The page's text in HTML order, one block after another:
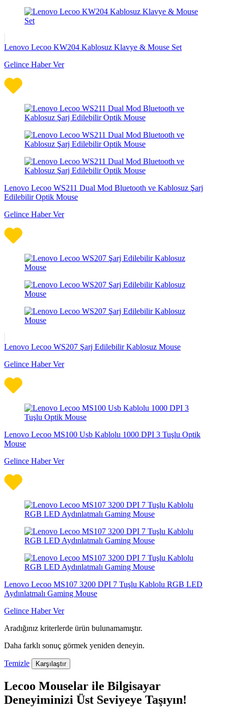
Lenovo Lecoo KW204 Kablosuz Klavye & Mouse Set
Gelince Haber Ver
Lenovo Lecoo WS211 Dual Mod Bluetooth ve Kablosuz Şarj
Edilebilir Optik Mouse
Gelince Haber Ver
Lenovo Lecoo WS207 Şarj Edilebilir Kablosuz Mouse
Gelince Haber Ver
Lenovo Lecoo MS100 Usb Kablolu 1000 DPI 3 Tuşlu Optik
Mouse
Gelince Haber Ver
Lenovo Lecoo MS107 3200 DPI 7 Tuşlu Kablolu RGB LED
Aydınlatmalı Gaming Mouse
Gelince Haber Ver
Aradığınız kriterlerde ürün bulunamamıştır.
Daha farklı sonuç görmek yeniden deneyin.
Temizle Karşılaştır
Lecoo Mouselar ile Bilgisayar
Deneyiminizi Üst Seviyeye Taşıyın!